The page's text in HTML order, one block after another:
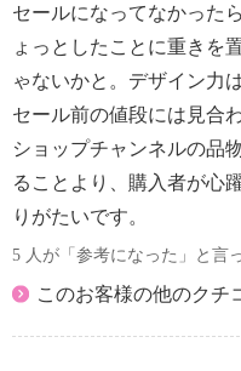
セールになってなかった
ょっとしたことに重きを
ゃないかと。デザイン力
セール前の値段には見合
ショップチャンネルの品
ることより、購入者が心
りがたいです。
5 人が「参考になった」と言
このお客様の他のクチ